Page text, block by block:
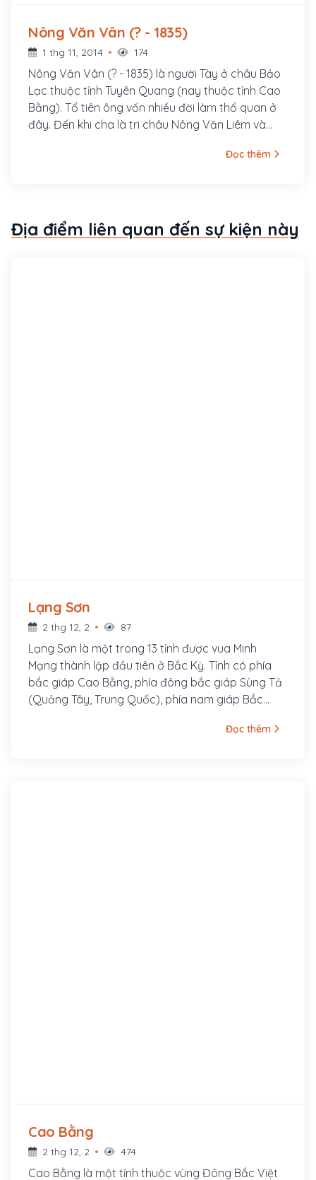
Nông Văn Vân (? - 1835)
1 thg 11, 2014 174
Nông Văn Vân (? - 1835) là người Tày ở châu Bảo
Lạc thuộc tỉnh Tuyên Quang (nay thuộc tỉnh Cao
Bằng). Tổ tiên ông vốn nhiều đời làm thổ quan ở
đây. Đến khi cha là tri châu Nông Văn Liêm và
Đọc thêm
Địa điểm liên quan đến sự kiện này
Lạng Sơn
2 thg 12, 2 87
Lạng Sơn là một trong 13 tỉnh được vua Minh
Mạng thành lập đầu tiên ở Bắc Kỳ. Tỉnh có phía
bắc giáp Cao Bằng, phía đông bắc giáp Sùng Tả
(Quảng Tây, Trung Quốc), phía nam giáp Bắc
tây giáp Bắc Kạn, phía tây nam giáp tỉnh Thái
Đọc thêm
Cao Bằng
2 thg 12, 2 474
Cao Bằng là một tỉnh thuộc vùng Đông Bắc Việt